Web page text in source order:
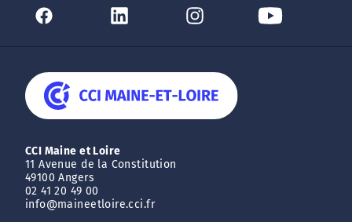
CCI Maine et Loire
11 Avenue de la Constitution
49100 Angers
02 41 20 49 00
info@maineetloire.cci.fr